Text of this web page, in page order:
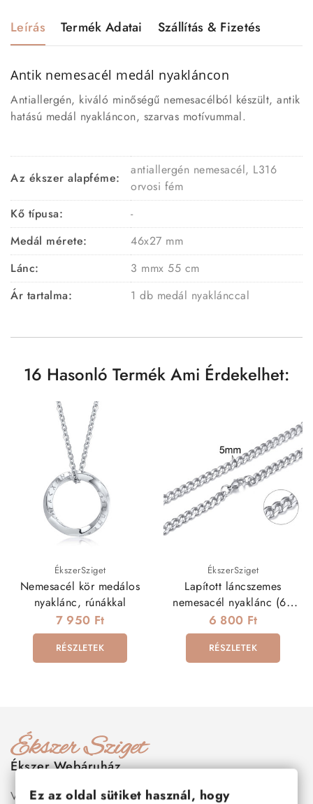
Leírás Termék Adatai Szállítás & Fizetés
Antik nemesacél medál nyakláncon
Antiallergén, kiváló minőségű nemesacélból készült, antik
hatású medál nyakláncon, szarvas motívummal.
Az ékszer alapféme:
antiallergén nemesacél, L316
orvosi fém
Kő típusa:
-
Medál mérete:
46x27 mm
Lánc:
3 mmx 55 cm
Ár tartalma:
1 db medál nyaklánccal
16 Hasonló Termék Ami Érdekelhet:
ÉkszerSziget
Nemesacél kör medálos
nyaklánc, rúnákkal
7 950 Ft
RÉSZLETEK
ÉkszerSziget
Lapított láncszemes
nemesacél nyaklánc (60
cm - 5 mm)
6 800 Ft
RÉSZLETEK
Ékszer Webáruház
Válogass több száz prémium minőségű, stílusos és tartós
Ez az oldal sütiket használ, hogy